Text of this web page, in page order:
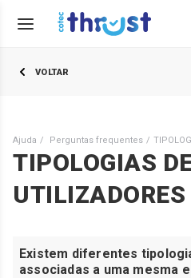
VOLTAR
Ajuda Perguntas frequentes
TIPOLOGIAS
UTILIZADORES
Existem diferentes
associadas a uma mesma